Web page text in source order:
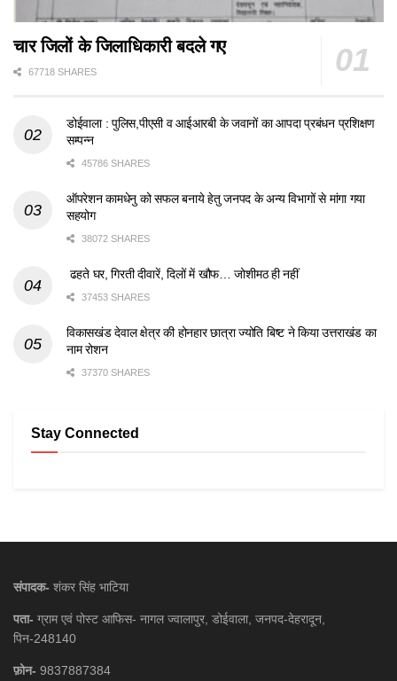
चार जिलों के जिलाधिकारी बदले गए
67718 SHARES
डोईवाला : पुलिस,पीएसी व आईआरबी के जवानों का आपदा प्रबंधन प्रशिक्षण
सम्पन्न
45786 SHARES
ऑपरेशन कामधेनु को सफल बनाये हेतु जनपद के अन्य विभागों से मांगा गया
सहयोग
38072 SHARES
ढहते घर, गिरती दीवारें, दिलों में खौफ… जोशीमठ ही नहीं
37453 SHARES
विकासखंड देवाल क्षेत्र की होनहार छात्रा ज्योति बिष्ट ने किया उत्तराखंड का
नाम रोशन
37370 SHARES
Stay Connected
संपादक- शंकर सिंह भाटिया
पता- ग्राम एवं पोस्ट आफिस- नागल ज्वालापुर, डोईवाला, जनपद-देहरादून,
पिन-248140
फ़ोन- 9837887384